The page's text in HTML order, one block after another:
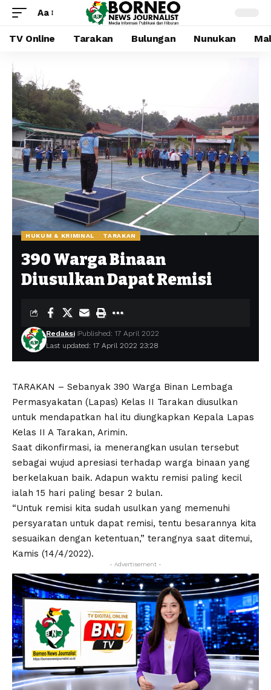
Aa
TV Online Tarakan Bulungan Nunukan
HUKUM & KRIMINAL TARAKAN
390 Warga Binaan
Diusulkan Dapat Remisi
Last updated: 17 April 2022 23:28
Redaksi Published: 17 April 2022
TARAKAN – Sebanyak 390 Warga Binan Lembaga
Permasyakatan (Lapas) Kelas II Tarakan diusulkan
untuk mendapatkan hal itu diungkapkan Kepala Lapas
Kelas II A Tarakan, Arimin.
Saat dikonfirmasi, ia menerangkan usulan tersebut
sebagai wujud apresiasi terhadap warga binaan yang
berkelakuan baik. Adapun waktu remisi paling kecil
ialah 15 hari paling besar 2 bulan.
“Untuk remisi kita sudah usulkan yang memenuhi
persyaratan untuk dapat remisi, tentu besarannya kita
sesuaikan dengan ketentuan,” terangnya saat ditemui,
Kamis (14/4/2022).
- Advertisement -